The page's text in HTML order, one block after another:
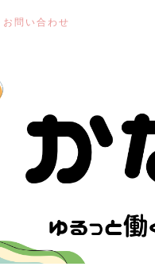
お問い合わせ